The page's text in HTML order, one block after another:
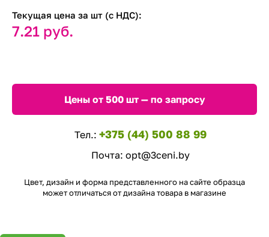
Текущая цена за шт (с НДС):
7.21 руб.
Цены от 500 шт — по запросу
Тел.: +375 (44) 500 88 99
Почта: opt@3ceni.by
Цвет, дизайн и форма представленного на сайте образца
может отличаться от дизайна товара в магазине